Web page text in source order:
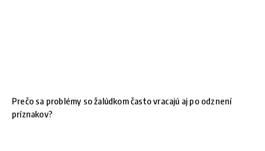
Prečo sa problémy so žalúdkom často vracajú aj po odznení
príznakov?